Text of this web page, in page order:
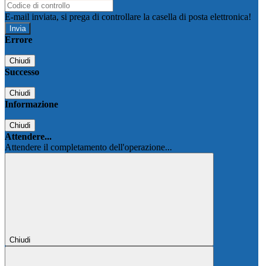
E-mail inviata, si prega di controllare la casella di posta elettronica!
Errore
Chiudi
Successo
Chiudi
Informazione
Chiudi
Attendere...
Attendere il completamento dell'operazione...
Chiudi